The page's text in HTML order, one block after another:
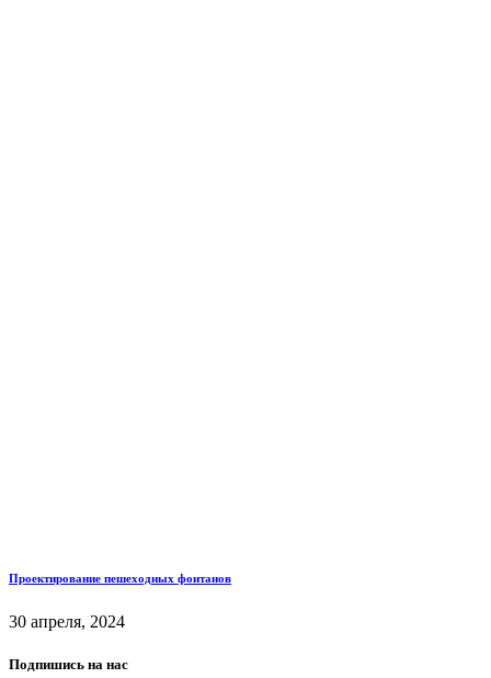
Проектирование пешеходных фонтанов
30 апреля, 2024
Подпишись на нас